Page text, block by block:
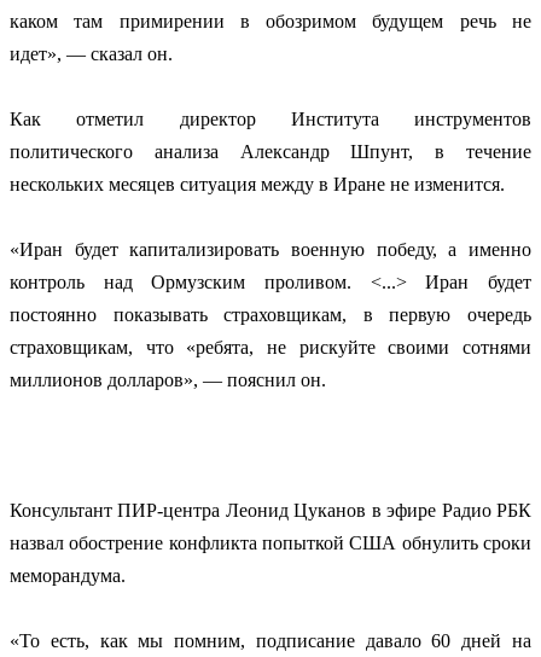
каком там примирении в обозримом будущем речь не
идет», — сказал он.
Как отметил директор Института инструментов
политического анализа Александр Шпунт, в течение
нескольких месяцев ситуация между в Иране не изменится.
«Иран будет капитализировать военную победу, а именно
контроль над Ормузским проливом. <...> Иран будет
постоянно показывать страховщикам, в первую очередь
страховщикам, что «ребята, не рискуйте своими сотнями
миллионов долларов», — пояснил он.
Консультант ПИР-центра Леонид Цуканов в эфире Радио РБК
назвал обострение конфликта попыткой США обнулить сроки
меморандума.
«То есть, как мы помним, подписание давало 60 дней на